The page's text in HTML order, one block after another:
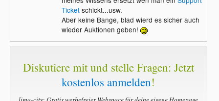
Ticketschickt...usw.
Aber keine Bange, blad wierd es sicher auch
wieder Auktionen geben!
Diskutiere mit und stelle Fragen: Jetzt
kostenlos anmelden!
lima-city: Gratis werbefreier Webspace für deine eigene Homepage